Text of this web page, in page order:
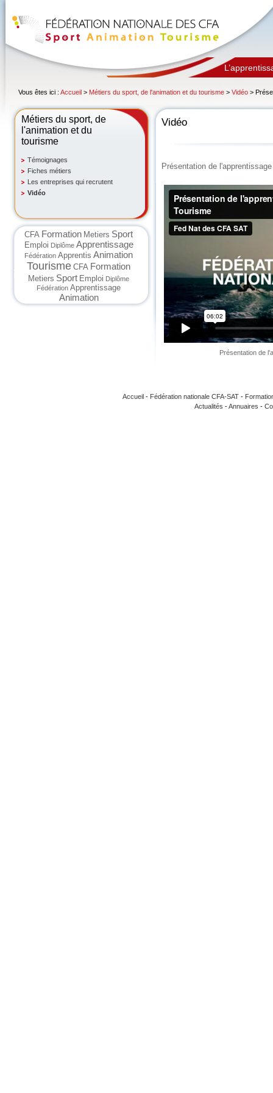
Vous êtes ici : Accueil > Métiers du sport, de l'animation et du tourisme > Vidéo >
Métiers du sport, de
l'animation et du
tourisme
Témoignages
Fiches métiers
Les entreprises qui recrutent
Vidéo
CFA Formation Metiers Sport
Emploi Diplôme Apprentissage
Fédération Apprentis Animation
Tourisme CFA Formation
Metiers Sport Emploi Diplôme
Fédération Apprentissage
Animation
Vidéo
Présentation de
Présentation de
Accueil - Fédération nationale CFA-SAT -
Actualités -Annuaires -